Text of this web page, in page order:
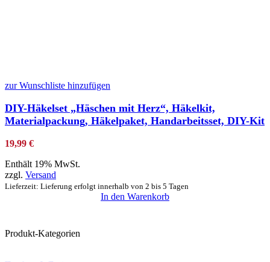
zur Wunschliste hinzufügen
DIY-Häkelset „Häschen mit Herz“, Häkelkit,
Materialpackung, Häkelpaket, Handarbeitsset, DIY-Kit
19,99 €
Enthält 19% MwSt.
zzgl. Versand
Lieferzeit: Lieferung erfolgt innerhalb von 2 bis 5 Tagen
In den Warenkorb
Produkt-Kategorien